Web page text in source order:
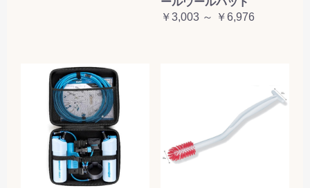
￥3,003 ～ ￥6,976